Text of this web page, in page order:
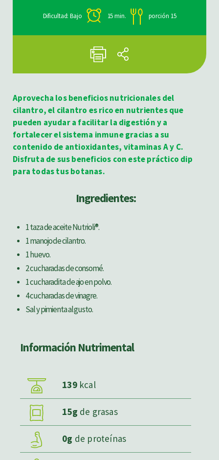
Dificultad: Bajo 15 min. porción 15
Aprovecha los beneficios nutricionales del
cilantro, el cilantro es rico en nutrientes que
pueden ayudar a facilitar la digestión y a
fortalecer el sistema inmune gracias a su
contenido de antioxidantes, vitaminas A y C.
Disfruta de sus beneficios con este práctico dip
para todas tus botanas.
Ingredientes:
1 taza de aceite Nutrioli®.
1 manojo de cilantro.
1 huevo.
2 cucharadas de consomé.
1 cucharadita de ajo en polvo.
4 cucharadas de vinagre.
Sal y pimienta al gusto.
Información Nutrimental
139 kcal
15g de grasas
0g de proteínas